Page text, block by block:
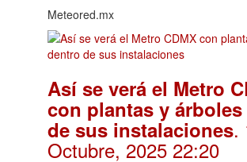
Meteored.mx
Así se verá el Metro
con plantas y
de sus instalaciones.
Octubre, 2025 22:20